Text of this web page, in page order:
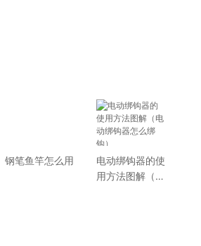
钢笔鱼竿怎么用
电动绑钩器的使
用方法图解（电